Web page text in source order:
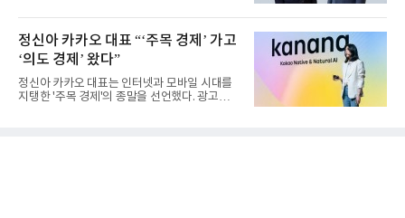
정신아 카카오 대표 “‘주목 경제’ 가고
‘의도 경제’ 왔다”
정신아 카카오 대표는 인터넷과 모바일 시대를
지탱한 '주목 경제'의 종말을 선언했다. 광고를